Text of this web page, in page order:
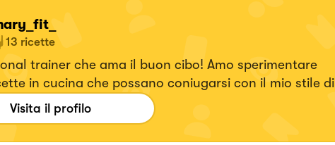
13 ricette
trainer che ama il buon cibo! Amo sperimentare
in cucina che possano coniugarsi con il mio stile di
Visita il profilo